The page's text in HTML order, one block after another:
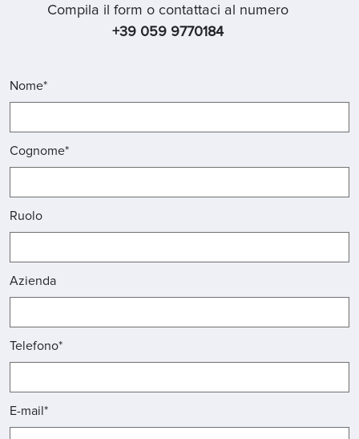
Compila il form o contattaci al numero
+39 059 9770184
Nome*
Cognome*
Ruolo
Azienda
Telefono*
E-mail*